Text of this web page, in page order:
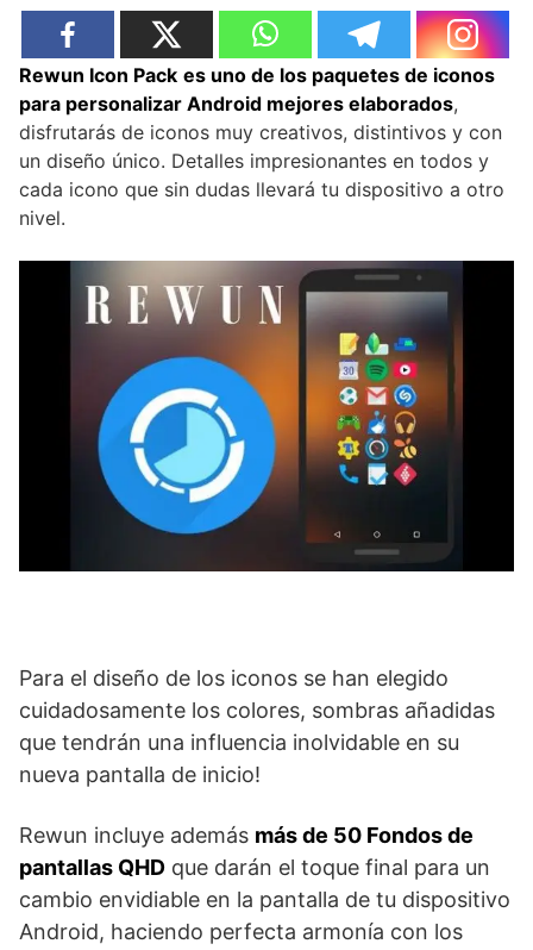
Rewun Icon Pack es uno de los paquetes de iconos
para personalizar Android mejores elaborados,
disfrutarás de iconos muy creativos, distintivos y con
un diseño único. Detalles impresionantes en todos y
cada icono que sin dudas llevará tu dispositivo a otro
nivel.
Para el diseño de los iconos se han elegido
cuidadosamente los colores, sombras añadidas
que tendrán una influencia inolvidable en su
nueva pantalla de inicio!
Rewun incluye además más de 50 Fondos de
pantallas QHD que darán el toque final para un
cambio envidiable en la pantalla de tu dispositivo
Android, haciendo perfecta armonía con los